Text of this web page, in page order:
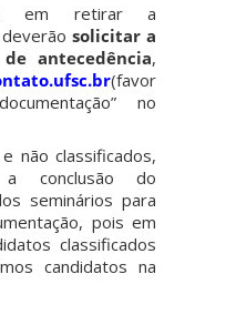
em retirar a
solicitar a
antecedência,
(favor
no
não classificados,
a conclusão do
seminários para
pois em
classificados
candidatos na